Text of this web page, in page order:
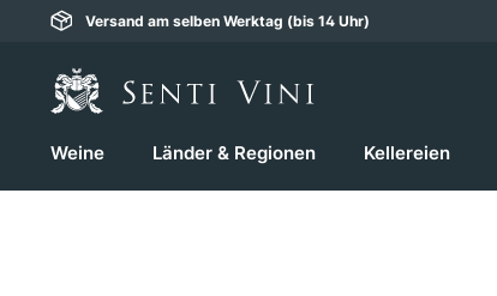
Zur Hauptnavigation springen
Versand am selben Werktag (bis 14 Uhr)
Weine Länder & Regionen Kellereien